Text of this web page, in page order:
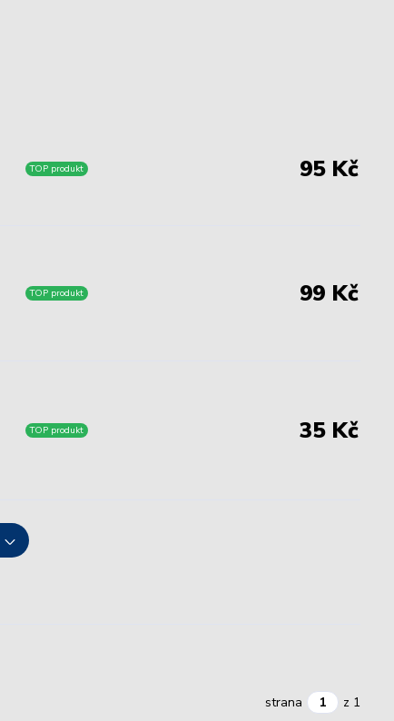
TOP produkt 95 Kč
TOP produkt 99 Kč
TOP produkt 35 Kč
strana z 1